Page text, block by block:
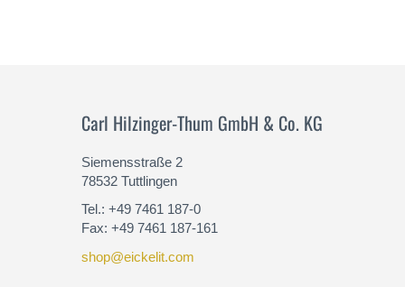
Carl Hilzinger-Thum GmbH & Co. KG
Siemensstraße 2
78532 Tuttlingen
Tel.: +49 7461 187-0
Fax: +49 7461 187-161
shop@eickelit.com